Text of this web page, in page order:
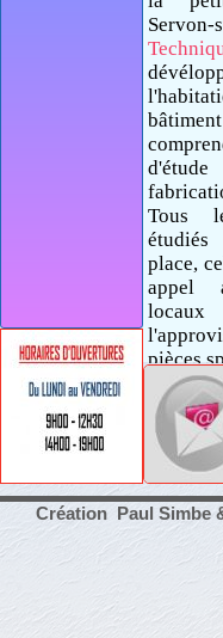
Servon-
Tous
place,
appel
pièces
Création Paul Simbe